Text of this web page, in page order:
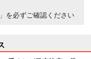
を必ずご確認ください